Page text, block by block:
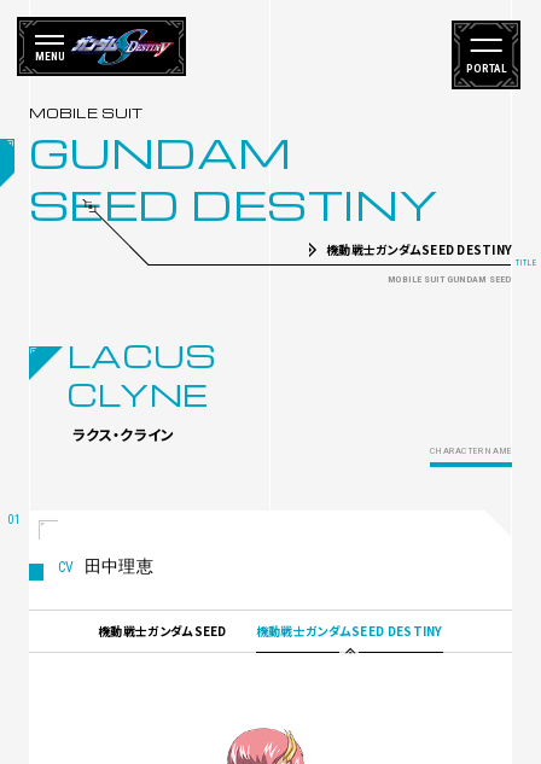
PORTAL
MENU
GUNDAM
SEED DESTINY
機動戦士ガンダムSEED DESTINY
LACUS
CLYNE
ラクス・クライン
CHARACTER NAME
田中理恵
機動戦士ガンダムSEED 機動戦士ガンダムSEED DESTINY